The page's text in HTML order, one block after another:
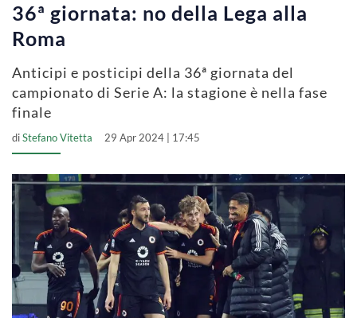
36ª giornata: no della Lega alla
Roma
Anticipi e posticipi della 36ª giornata del
campionato di Serie A: la stagione è nella fase
finale
diStefano Vitetta 29 Apr 2024 | 17:45